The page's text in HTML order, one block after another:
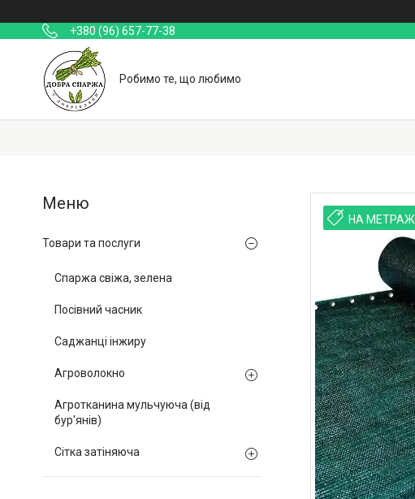
+380 (96) 657-77-38
Робимо те, що любимо
НА МЕТРАЖ
Товари та послуги
Спаржа свіжа, зелена
Посівний часник
Саджанці інжиру
Агроволокно
Агротканина мульчуюча (від
бур'янів)
Сітка затіняюча